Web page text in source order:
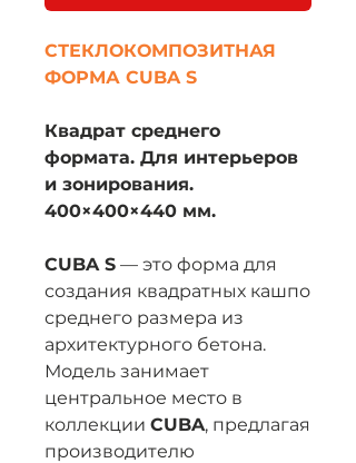
СТЕКЛОКОМПОЗИТНАЯ
ФОРМА CUBA S
Квадрат среднего
формата. Для интерьеров
и зонирования.
400×400×440 мм.
CUBA S — это форма для
создания квадратных кашпо
среднего размера из
архитектурного бетона.
Модель занимает
центральное место в
коллекции CUBA, предлагая
производителю